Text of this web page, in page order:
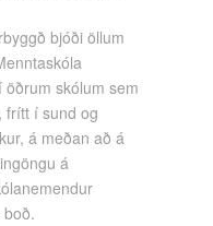
bjóði öllum
skólum sem
frítt í sund og
á meðan að á
á